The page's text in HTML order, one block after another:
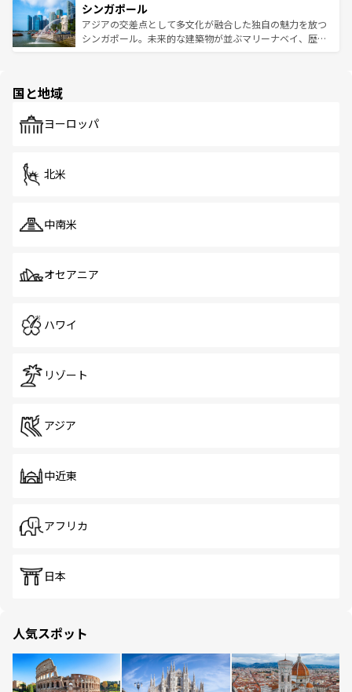
参照してほしい。
激する。気候は一年中温暖で、どの季節にも異なる楽しみ
が待っている。親しみやすいタイの人々、仏教を中心とし
た文化、そして多様な観光資源が、訪れる旅人を魅了し続
み、どこを訪れても感動するはず。観光スポットが密集し
ており、効率よく見どころを回れるのも魅力。息をのむよ
うな絶景から文化的な体験まで、香港を存分に楽しみ尽く
シンガポール
アジアの交差点として多文化が融合した独自の魅力を放つ
シンガポール。未来的な建築物が並ぶマリーナベイ、歴史
で、ホーカーズは地元の風情を楽しめる外せないスポット
国と地域
ヨーロッパ
北米
中南米
オセアニア
ハワイ
リゾート
アジア
中近東
アフリカ
日本
人気スポット